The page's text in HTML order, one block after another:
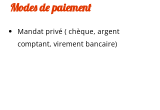
Modes de paiement
Mandat privé ( chèque, argent
comptant, virement bancaire)